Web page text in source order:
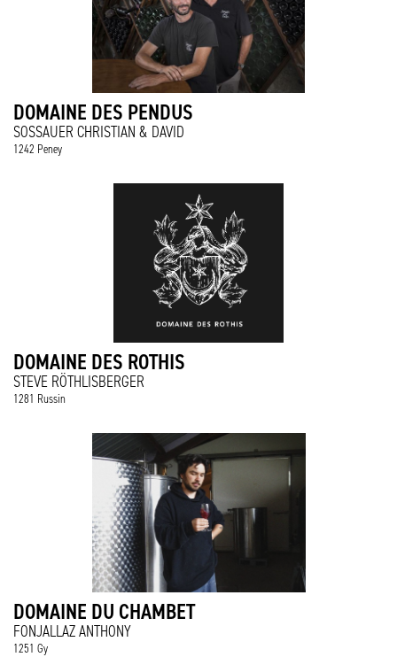
DOMAINE DES PENDUS
SOSSAUER CHRISTIAN & DAVID
1242 Peney
DOMAINE DES ROTHIS
STEVE RÖTHLISBERGER
1281 Russin
DOMAINE DU CHAMBET
FONJALLAZ ANTHONY
1251 Gy